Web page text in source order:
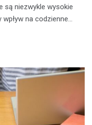
są niezwykle wysokie
na codzienne…